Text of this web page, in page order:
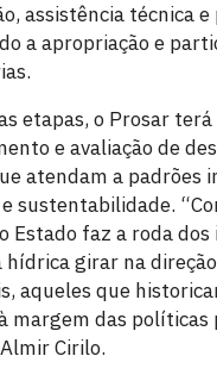
assistência técnica
a apropriação e
etapas, o Prosar
e avaliação de
atendam a padrões
sustentabilidade.
Estado faz a roda
hídrica girar na
aqueles que
margem das políticas
Cirilo.